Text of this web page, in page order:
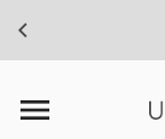
Gå til indhold